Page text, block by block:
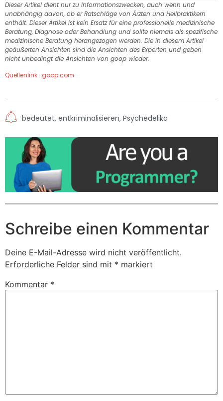
Dieser Artikel dient nur zu Informationszwecken, auch wenn und
unabhängig davon, ob er Ratschläge von Ärzten und Heilpraktikern
enthält. Dieser Artikel ist kein Ersatz für eine professionelle medizinische
Beratung, Diagnose oder Behandlung und sollte niemals als spezifische
medizinische Beratung herangezogen werden. Die in diesem Artikel
geäußerten Ansichten sind die Ansichten des Experten und geben
nicht unbedingt die Ansichten von goop wieder.
Quellenlink : goop.com
bedeutet, entkriminalisieren, Psychedelika
Schreibe einen Kommentar
Deine E-Mail-Adresse wird nicht veröffentlicht.
Erforderliche Felder sind mit * markiert
Kommentar *